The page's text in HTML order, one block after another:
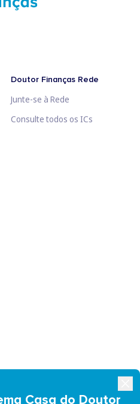
Casa do Doutor
Doutor Finanças Rede
Junte-se à Rede
Consulte todos os ICs